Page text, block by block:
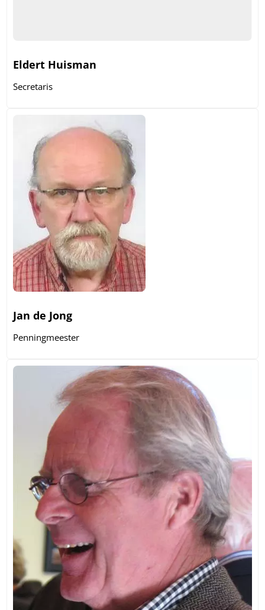
Eldert Huisman
Secretaris
Jan de Jong
Penningmeester